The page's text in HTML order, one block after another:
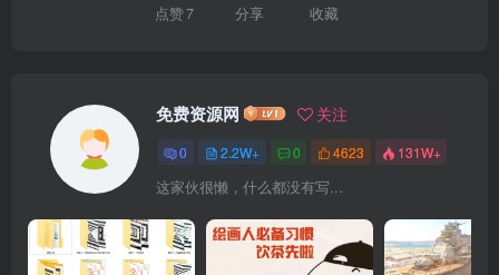
点赞7 分享 收藏
免费资源网 关注
0 2.2W+ 0 4623 131W+
这家伙很懒，什么都没有写...